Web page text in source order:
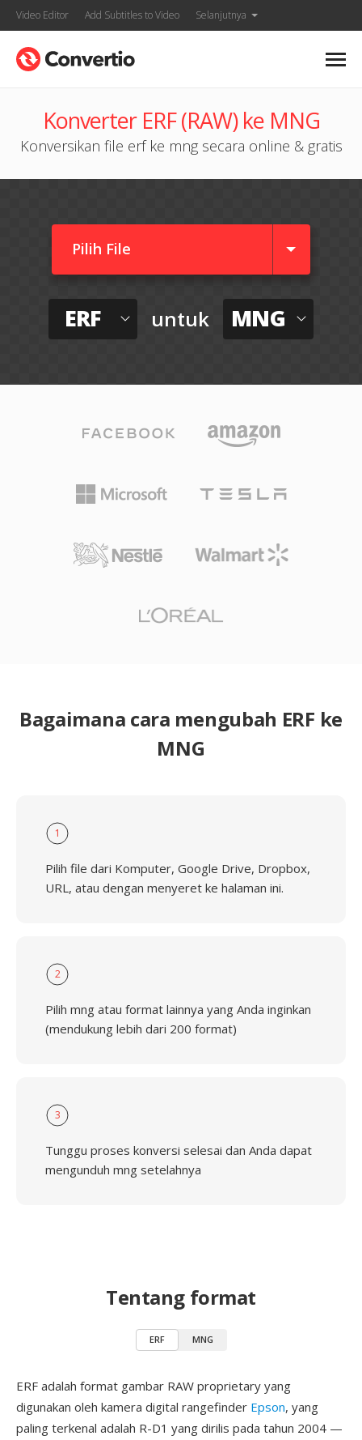
Video Editor Add Subtitles to Video Selanjutnya
Konverter ERF (RAW) ke MNG
Konversikan file erf ke mng secara online & gratis
Pilih File
ERF untuk MNG
Bagaimana cara mengubah ERF ke
MNG
1
Pilih file dari Komputer, Google Drive, Dropbox,
URL, atau dengan menyeret ke halaman ini.
2
Pilih mng atau format lainnya yang Anda inginkan
(mendukung lebih dari 200 format)
3
Tunggu proses konversi selesai dan Anda dapat
mengunduh mng setelahnya
Tentang format
ERF MNG
ERF adalah format gambar RAW proprietary yang
digunakan oleh kamera digital rangefinder Epson, yang
paling terkenal adalah R-D1 yang dirilis pada tahun 2004 —